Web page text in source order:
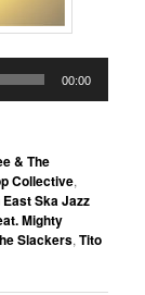
00:00
& The
Collective,
Ska Jazz
Mighty
Slackers,Tito